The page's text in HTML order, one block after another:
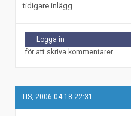
tidigare inlägg.
Logga in
för att skriva kommentarer
TIS, 2006-04-18 22:31